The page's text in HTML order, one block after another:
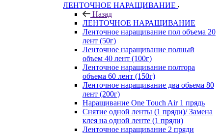
ЛЕНТОЧНОЕ НАРАЩИВАНИЕ
Назад
ЛЕНТОЧНОЕ НАРАЩИВАНИЕ
Ленточное наращивание пол объема 20
лент (50г)
Ленточное наращивание полный
объем 40 лент (100г)
Ленточное наращивание полтора
объема 60 лент (150г)
Ленточное наращивание два обьема 80
лент (200г)
Наращивание One Touch Air 1 прядь
Снятие одной ленты (1 пряди)/ Замена
клея на одной ленте (1 пряди)
Ленточное наращивание 2 пряди